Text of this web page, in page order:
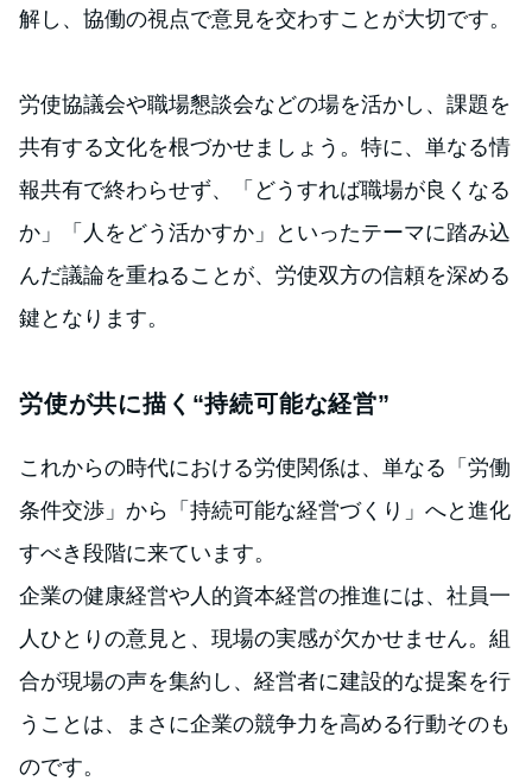
解し、協働の視点で意見を交わすことが大切です。
労使協議会や職場懇談会などの場を活かし、課題を
共有する文化を根づかせましょう。特に、単なる情
報共有で終わらせず、「どうすれば職場が良くなる
か」「人をどう活かすか」といったテーマに踏み込
んだ議論を重ねることが、労使双方の信頼を深める
鍵となります。
労使が共に描く“持続可能な経営”
これからの時代における労使関係は、単なる「労働
条件交渉」から「持続可能な経営づくり」へと進化
すべき段階に来ています。
企業の健康経営や人的資本経営の推進には、社員一
人ひとりの意見と、現場の実感が欠かせません。組
合が現場の声を集約し、経営者に建設的な提案を行
うことは、まさに企業の競争力を高める行動そのも
のです。